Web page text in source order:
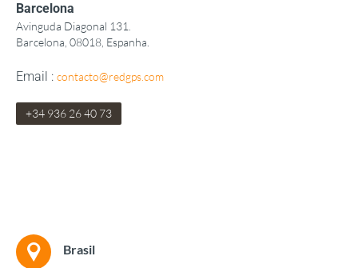
Barcelona
Avinguda Diagonal 131.
Barcelona, 08018, Espanha.
Email : contacto@redgps.com
+34 936 26 40 73
Brasil